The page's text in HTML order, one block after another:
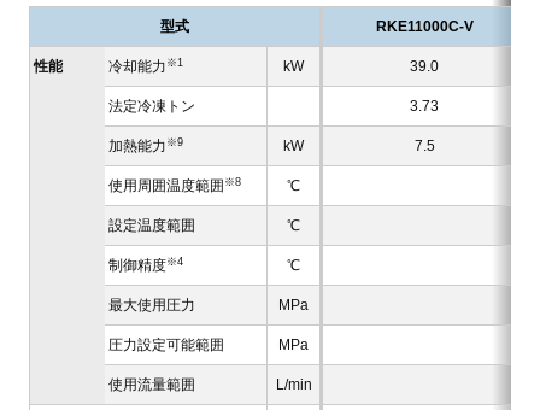
型式 RKE11000C-V
性能 冷却能力 ※1 kW 39.0
法定冷凍トン 3.73
加熱能力 ※9 kW 7.5
使用周囲温度範囲 ※8 ℃
設定温度範囲 ℃
制御精度※4 ℃
最大使用圧力 MPa
圧力設定可能範囲 MPa
使用流量範囲 L/min